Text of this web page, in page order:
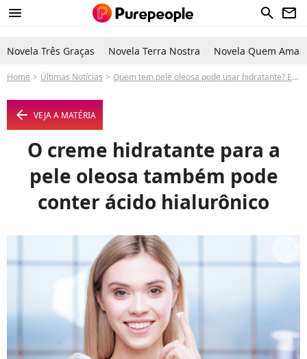
menu search newsletter
Novela Três Graças Novela Terra Nostra Novela Quem Ama
Home Últimas Notícias Quem tem pele oleosa pode usar hidratante? Especialista responde!
arrow_left VEJA A MATÉRIA
O creme hidratante para a
pele oleosa também pode
conter ácido hialurônico